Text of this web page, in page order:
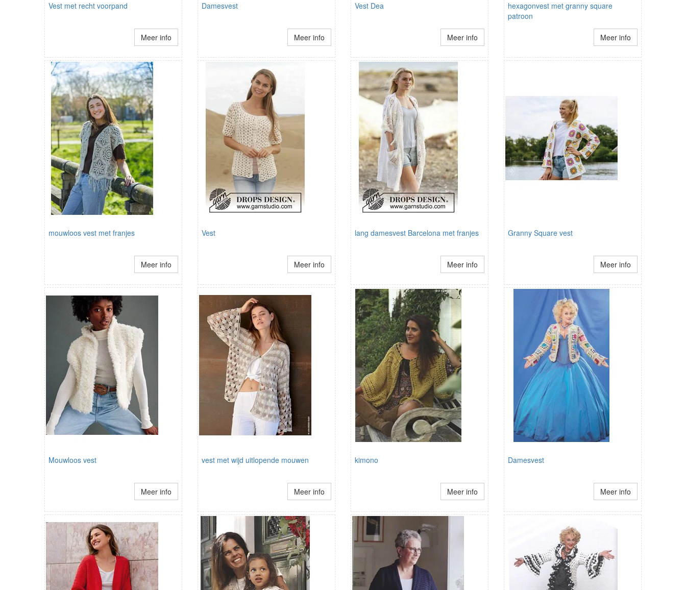
Vest met recht voorpand
Meer info
Damesvest
Meer info
Vest Dea
Meer info
hexagonvest met granny square
patroon
Meer info
mouwloos vest met franjes
Meer info
Vest
Meer info
lang damesvest Barcelona met franjes
Meer info
Granny Square vest
Meer info
Mouwloos vest
Meer info
vest met wijd uitlopende mouwen
Meer info
kimono
Meer info
Damesvest
Meer info